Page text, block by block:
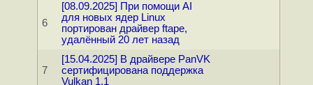
6
[08.09.2025] При помощи AI
для новых ядер Linux
портирован драйвер ftape,
удалённый 20 лет назад
7
[15.04.2025] В драйвере PanVK
сертифицирована поддержка
Vulkan 1.1